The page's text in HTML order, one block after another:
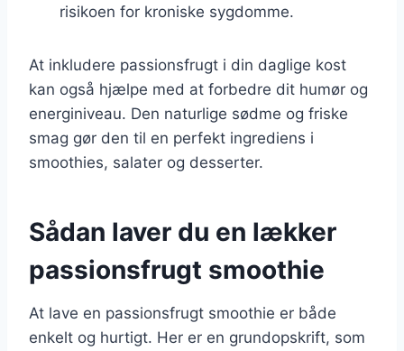
risikoen for kroniske sygdomme.
At inkludere passionsfrugt i din daglige kost
kan også hjælpe med at forbedre dit humør og
energiniveau. Den naturlige sødme og friske
smag gør den til en perfekt ingrediens i
smoothies, salater og desserter.
Sådan laver du en lækker
passionsfrugt smoothie
At lave en passionsfrugt smoothie er både
enkelt og hurtigt. Her er en grundopskrift, som